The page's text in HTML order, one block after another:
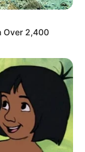
Péter-féle
karakterből
írták,
erre enged
Over 2,400